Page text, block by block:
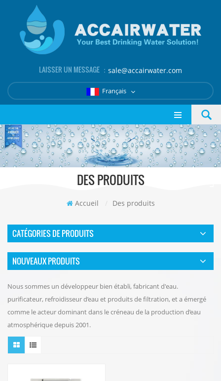
LAISSER UN MESSAGE ： sale@accairwater.com
Français
DES PRODUITS
Accueil / Des produits
CATÉGORIES DE PRODUITS
NOUVEAUX PRODUITS
Nous sommes un développeur bien établi, fabricant d'eau.
purificateur, refroidisseur d’eau et produits de filtration, et a émergé
comme le acteur dominant dans le créneau de la production d’eau
atmosphérique depuis 2001.